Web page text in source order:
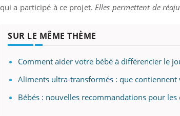
qui a participé à ce projet. Elles permettent de
SUR LE MÊME THÈME
Comment aider votre bébé à différencier le
Aliments ultra-transformés : que
Bébés : nouvelles recommandations pour